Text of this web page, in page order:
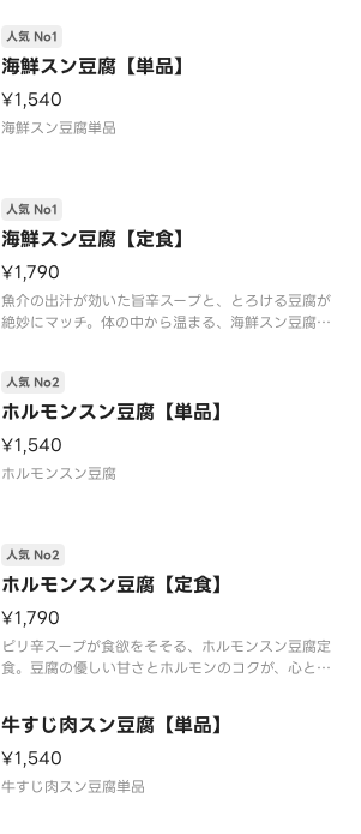
海鮮スン豆腐【単品】
人気 No1
¥1,540
海鮮スン豆腐単品
海鮮スン豆腐【定食】
人気 No1
¥1,790
魚介の出汁が効いた旨辛スープと、とろける豆腐が
絶妙にマッチ。体の中から温まる、海鮮スン豆腐定
ホルモンスン豆腐【単品】
人気 No2
¥1,540
ホルモンスン豆腐
ホルモンスン豆腐【定食】
人気 No2
¥1,790
ピリ辛スープが食欲をそそる、ホルモンスン豆腐定
食。豆腐の優しい甘さとホルモンのコクが、心と体
牛すじ肉スン豆腐【単品】
¥1,540
牛すじ肉スン豆腐単品